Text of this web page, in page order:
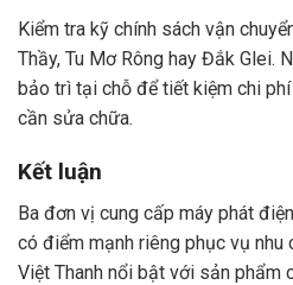
Kiểm tra kỹ chính sách vận
Thầy, Tu Mơ Rông hay Đắk Glei.
bảo trì tại chỗ để tiết kiệm chi
cần sửa chữa.
Kết luận
Ba đơn vị cung cấp máy phát
có điểm mạnh riêng phục vụ nhu
Việt Thanh nổi bật với sản phẩm